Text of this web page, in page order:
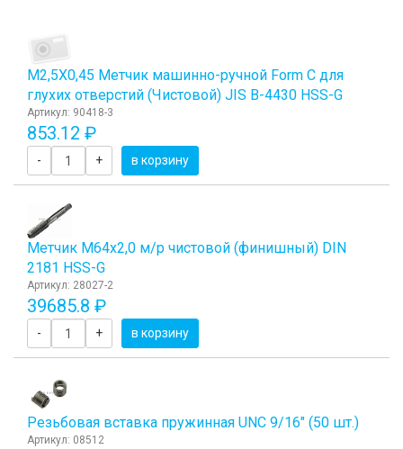
М2,5Х0,45 Метчик машинно-ручной Form C для
глухих отверстий (Чистовой) JIS B-4430 HSS-G
Артикул: 90418-3
853.12 ₽
- + в корзину
Метчик М64x2,0 м/р чистовой (финишный) DIN
2181 HSS-G
Артикул: 28027-2
39685.8 ₽
- + в корзину
Резьбовая вставка пружинная UNC 9/16" (50 шт.)
Артикул: 08512